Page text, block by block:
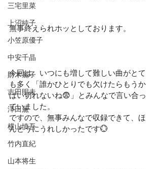
三宅里菜
上沼純子
小笠原優子
中安千晶
財木麗子
吉田明未
澤田薫
横山慎吾
竹内直紀
山本将生
無事終えられホッとしております。
今回は、いつにも増して難しい曲がとて
も多く「誰かひとりでも欠けたらもうか
ばい切れないね😨」とみんなで言い合っ
ていました。
ですので、無事みんなで収録できて、ほ
んとうにうれしかったです💮